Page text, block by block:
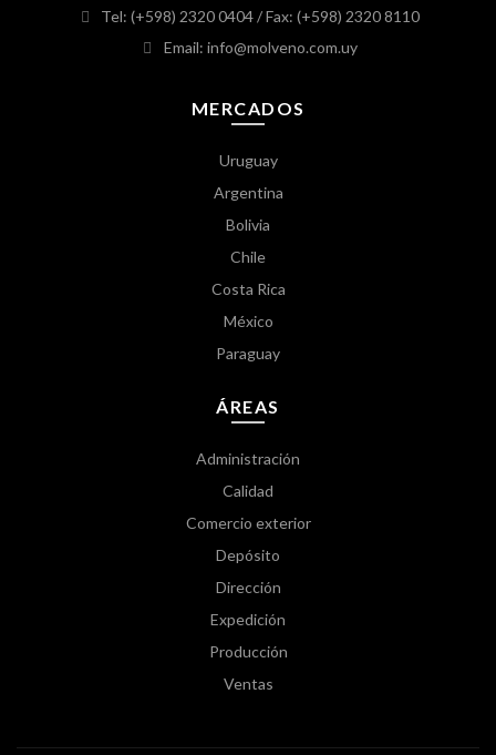
Tel: (+598) 2320 0404/ Fax: (+598) 2320 8110
Email: info@molveno.com.uy
MERCADOS
Uruguay
Argentina
Bolivia
Chile
Costa Rica
México
Paraguay
ÁREAS
Administración
Calidad
Comercio exterior
Depósito
Dirección
Expedición
Producción
Ventas